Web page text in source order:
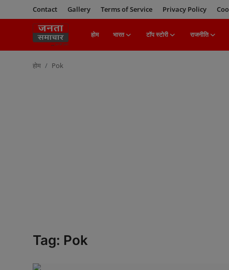
Contact Gallery Terms of Service Privacy Policy
होम भारत टॉप स्टोरी राजनीति
टेक्नोलॉजी
होम Pok
Tag: Pok